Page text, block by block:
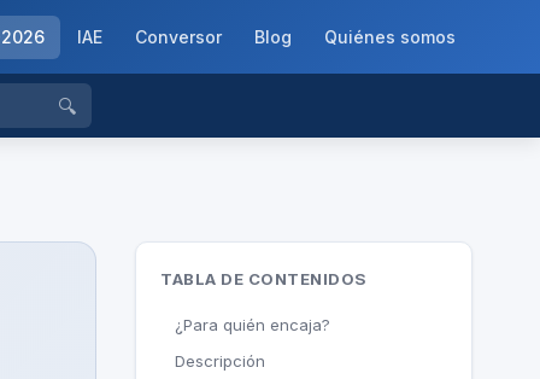
2026 IAE Conversor Blog Quiénes somos
🔍
TABLA DE CONTENIDOS
¿Para quién encaja?
Descripción